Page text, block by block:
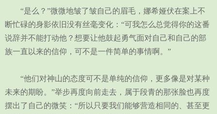
“是么？”微微地皱了皱自己的眉毛，娜希娅伏在案上不
断忙碌的身影依旧没有丝毫变化：“可我怎么总觉得你的这番
说辞并不能打动他？想要让他鼓起勇气面对自己和自己的部
族一直以来的信仰，可不是一件简单的事情啊。”
“他们对神山的态度可不是单纯的信仰，更多像是对某种
未来的期盼。”举步再度向前走去，属于段青的那张脸也再度
摆出了自己的微笑：“所以只要我们能够营造相同的、甚至更